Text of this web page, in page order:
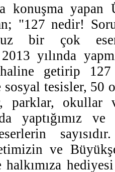
konuşma
"127 nedir!
bir çok
yılında
getirip
tesisler, 50
parklar, okullar
yaptığımız ve
eserlerin
ve